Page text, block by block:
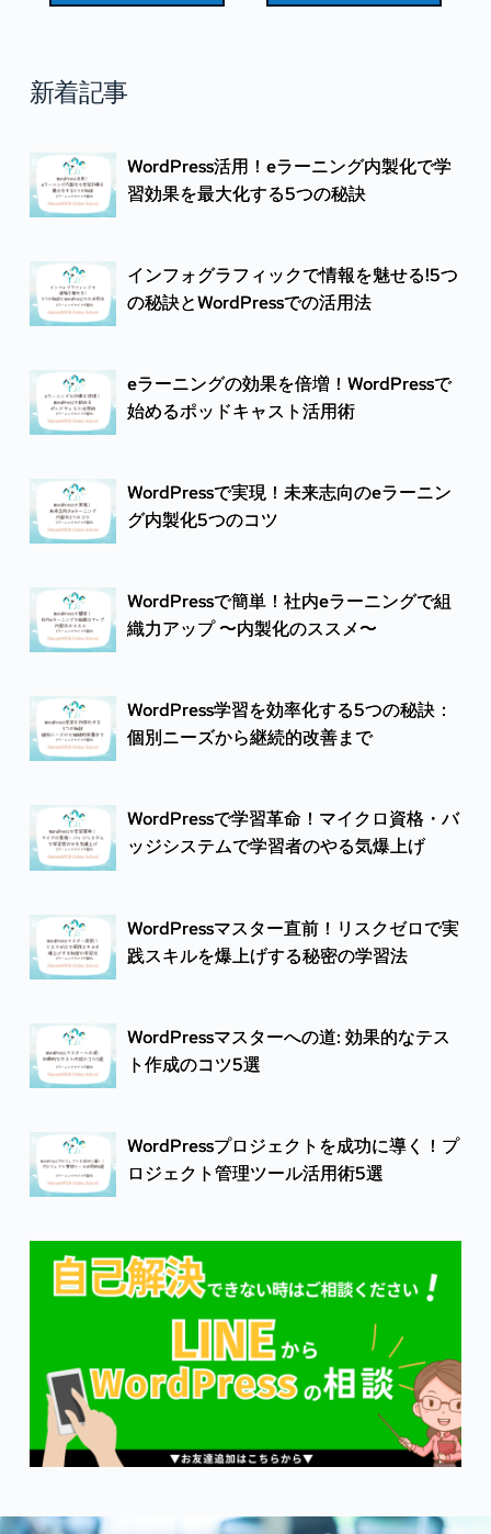
新着記事
WordPress活用！eラーニング内製化で学
習効果を最大化する5つの秘訣
インフォグラフィックで情報を魅せる!5つ
の秘訣とWordPressでの活用法
eラーニングの効果を倍増！WordPressで
始めるポッドキャスト活用術
WordPressで実現！未来志向のeラーニン
グ内製化5つのコツ
WordPressで簡単！社内eラーニングで組
織力アップ 〜内製化のススメ〜
WordPress学習を効率化する5つの秘訣：
個別ニーズから継続的改善まで
WordPressで学習革命！マイクロ資格・バ
ッジシステムで学習者のやる気爆上げ
WordPressマスター直前！リスクゼロで実
践スキルを爆上げする秘密の学習法
WordPressマスターへの道: 効果的なテス
ト作成のコツ5選
WordPressプロジェクトを成功に導く！プ
ロジェクト管理ツール活用術5選